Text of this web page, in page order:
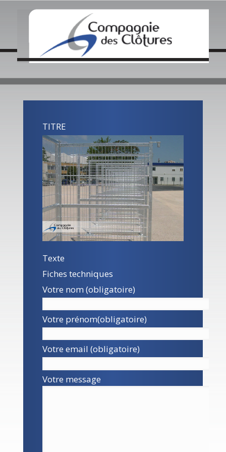
QUI SOMMES NOUS ?
NOS ACTUALITÉS
CRÉATIONS / INOVATIONS
TITRE
Texte
Fiches techniques
Votre nom (obligatoire)
Votre prénom(obligatoire)
Votre email (obligatoire)
Votre message